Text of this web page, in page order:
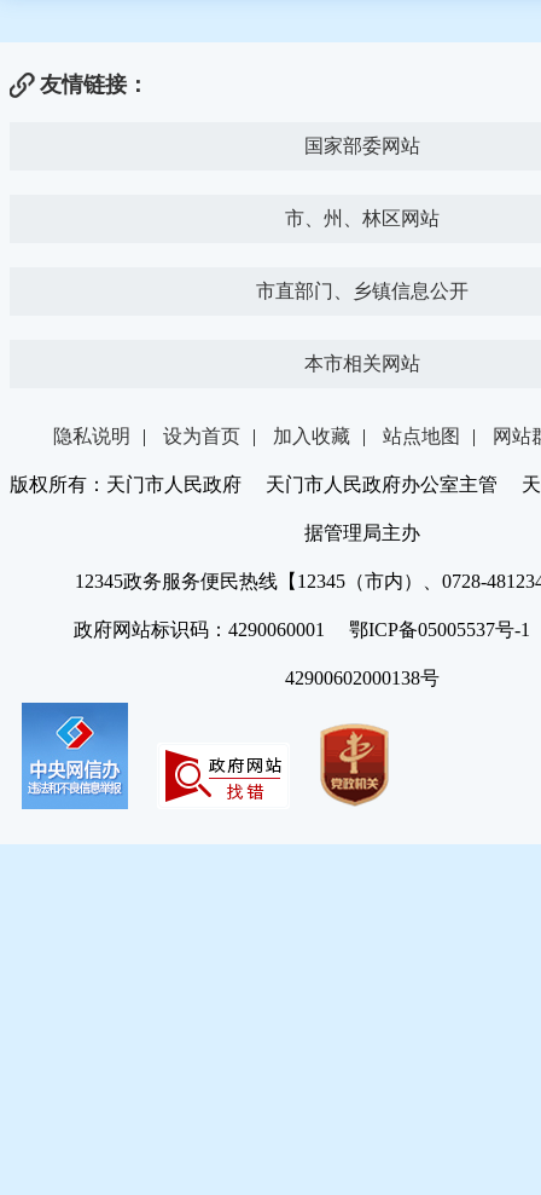
友情链接：
国家部委网站
市、州、林区网站
市直部门、乡镇信息公开
本市相关网站
隐私说明 | 设为首页 | 加入收藏 | 站点地图 | 网站
版权所有：天门市人民政府 天门市人民政府办公室主管 天
据管理局主办
12345政务服务便民热线【12345（市内）、0728-
政府网站标识码：4290060001 鄂ICP备05005537号
42900602000138号